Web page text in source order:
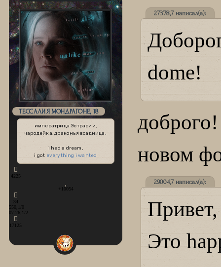
ТЕССАЛИЯ МОНДРАГОНЕ, 18
императрица Эстрарии,
чародейка, драконья всадница;
i had a dream,
i got everything i wanted
4225
+10054
34
550,1/0
07.26,1/2
17125
27378,7 написал(а):
dome!
новом
29004,7 написал(а):
Это